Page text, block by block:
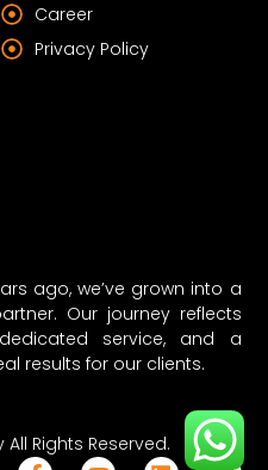
ago, we’ve grown into a
Our journey reflects
service, and a
results for our clients.
Career
Privacy Policy
Rights Reserved.